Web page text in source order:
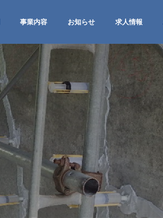
事業内容 お知らせ 求人情報